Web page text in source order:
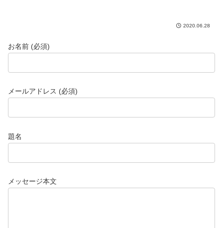
2020.06.28
お名前 (必須)
メールアドレス (必須)
題名
メッセージ本文